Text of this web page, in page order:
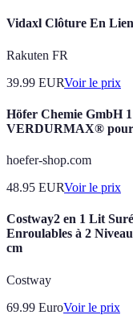
Vidaxl Clôture En
Rakuten FR
39.99 EURVoir le prix
Höfer Chemie GmbH
VERDURMAX® pour
hoefer-shop.com
48.95 EURVoir le prix
Costway2 en 1 Lit
Enroulables à 2
cm
Costway
69.99 EuroVoir le prix